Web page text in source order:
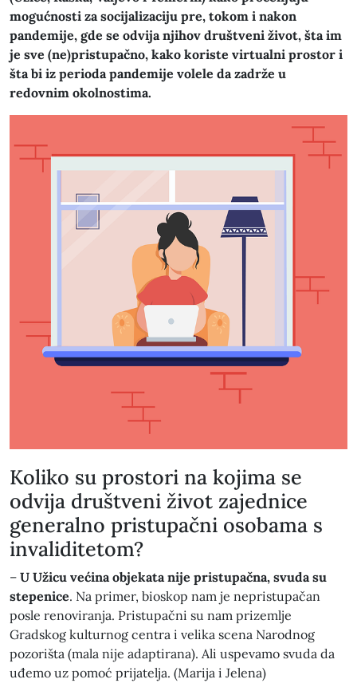
mogućnosti za socijalizaciju pre, tokom i nakon
pandemije, gde se odvija njihov društveni život, šta im
je sve (ne)pristupačno, kako koriste virtualni prostor i
šta bi iz perioda pandemije volele da zadrže u
redovnim okolnostima.
Koliko su prostori na kojima se
odvija društveni život zajednice
generalno pristupačni osobama s
invaliditetom?
– U Užicu većina objekata nije pristupačna, svuda su
stepenice. Na primer, bioskop nam je nepristupačan
posle renoviranja. Pristupačni su nam prizemlje
Gradskog kulturnog centra i velika scena Narodnog
pozorišta (mala nije adaptirana). Ali uspevamo svuda da
uđemo uz pomoć prijatelja. (Marija i Jelena)